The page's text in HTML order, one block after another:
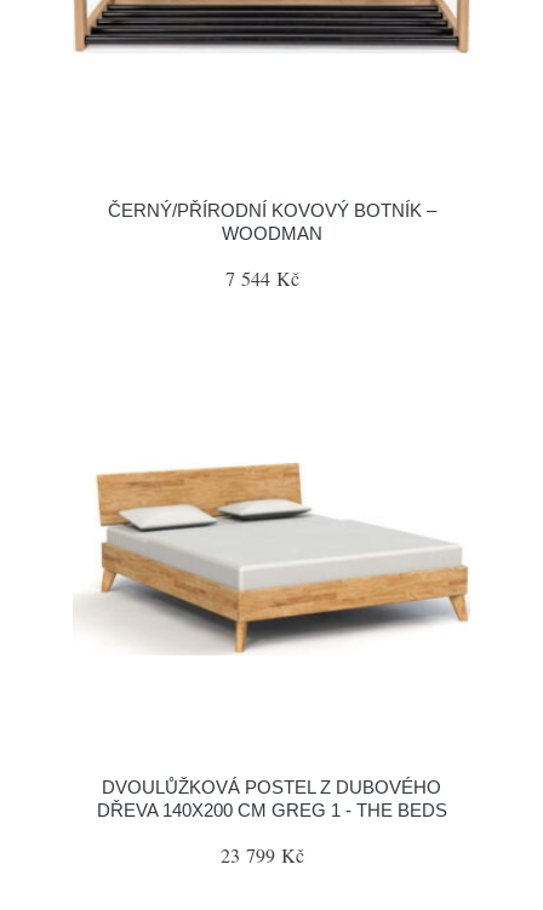
ČERNÝ/PŘÍRODNÍ KOVOVÝ BOTNÍK –
WOODMAN
7 544 Kč
DVOULŮŽKOVÁ POSTEL Z DUBOVÉHO
DŘEVA 140X200 CM GREG 1 - THE BEDS
23 799 Kč